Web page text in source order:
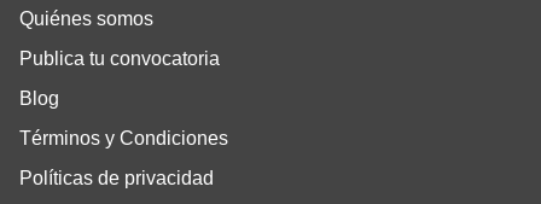
Quiénes somos
Publica tu convocatoria
Blog
Términos y Condiciones
Políticas de privacidad